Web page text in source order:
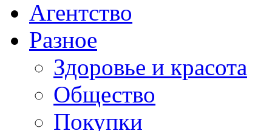
Агентство
Разное
Здоровье и красота
Общество
Покупки